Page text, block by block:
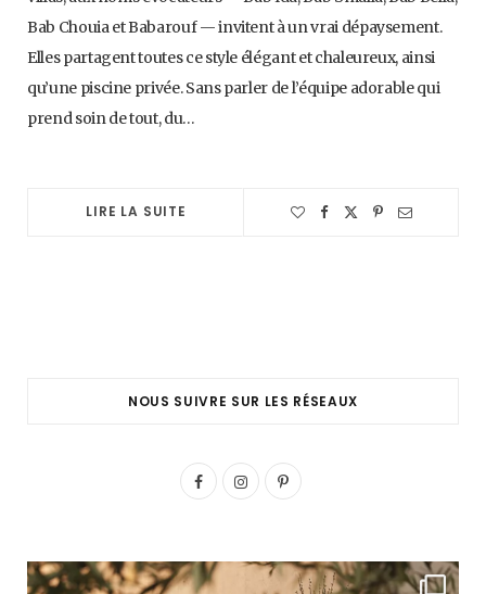
Bab Chouia et Babarouf — invitent à un vrai dépaysement.
Elles partagent toutes ce style élégant et chaleureux, ainsi
qu’une piscine privée. Sans parler de l’équipe adorable qui
prend soin de tout, du…
LIRE LA SUITE
NOUS SUIVRE SUR LES RÉSEAUX
F
I
P